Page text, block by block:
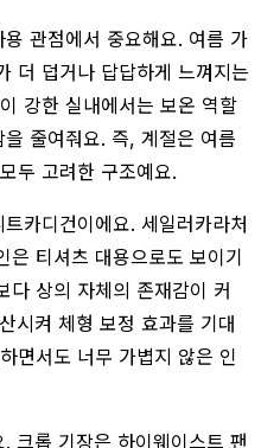
관점에서 중요해요. 여름 가
더 덥거나 답답하게 느껴지는
강한 실내에서는 보온 역할
줄여줘요. 즉, 계절은 여름
두 고려한 구조예요.
카디건이에요. 세일러카라처
은 티셔츠 대용으로도 보이기
다 상의 자체의 존재감이 커
시켜 체형 보정 효과를 기대
면서도 너무 가볍지 않은 인
크롭 기장은 하이웨이스트 팬